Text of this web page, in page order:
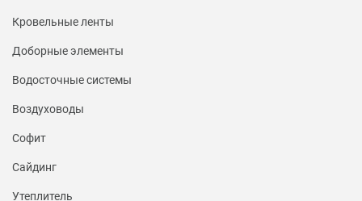
Кровельные ленты
Доборные элементы
Водосточные системы
Воздуховоды
Софит
Сайдинг
Утеплитель